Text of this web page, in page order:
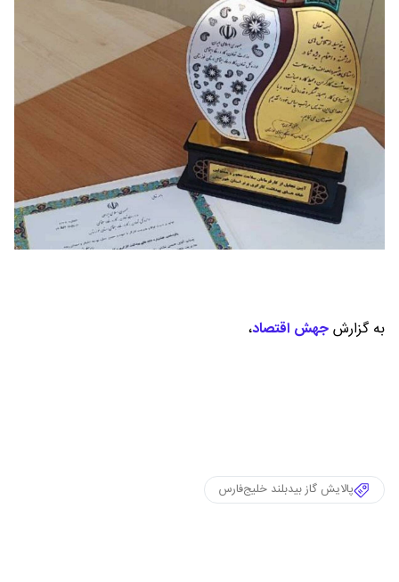
به گزارشجهش اقتصاد،
پالایش گاز بیدبلند خلیج‌فارس